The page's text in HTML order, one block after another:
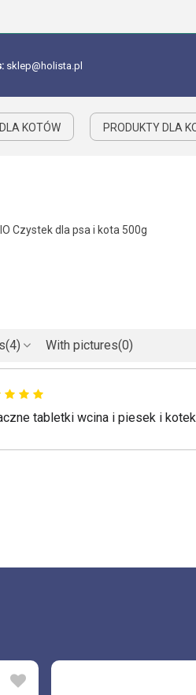
sklep@holista.pl
DLA KOTÓW PRODUKTY DLA
Czystek dla psa i kota 500g
(4) With pictures(0)
tabletki wcina i piesek i kotek